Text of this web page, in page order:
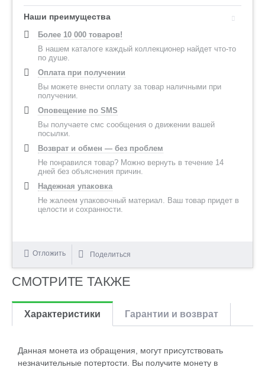
Наши преимущества
Более 10 000 товаров!
В нашем каталоге каждый коллекционер найдет что-то
по душе.
Оплата при получении
Вы можете внести оплату за товар наличными при
получении.
Оповещение по SMS
Вы получаете смс сообщения о движении вашей
посылки.
Возврат и обмен — без проблем
Не понравился товар? Можно вернуть в течение 14
дней без объяснения причин.
Надежная упаковка
Не жалеем упаковочный материал. Ваш товар придет в
целости и сохранности.
Отложить Поделиться
СМОТРИТЕ ТАКЖЕ
Характеристики Гарантии и возврат
Данная монета из обращения, могут присутствовать
незначительные потертости. Вы получите монету в